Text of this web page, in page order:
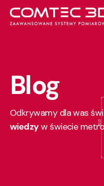
Blog
Odkrywamy dla was
wiedzyw świecie